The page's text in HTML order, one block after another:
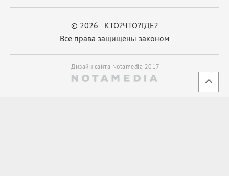
© 2026 КТО?ЧТО?ГДЕ?
Все права защищены законом
Дизайн сайта Notamedia 2017